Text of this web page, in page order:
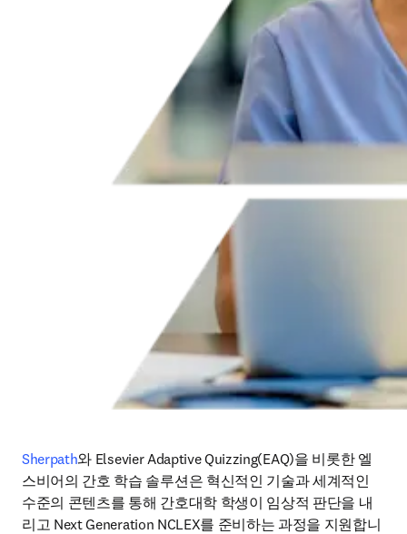
Sherpath와 Elsevier Adaptive Quizzing(EAQ)을 비롯한 엘
스비어의 간호 학습 솔루션은 혁신적인 기술과 세계적인
수준의 콘텐츠를 통해 간호대학 학생이 임상적 판단을 내
리고 Next Generation NCLEX를 준비하는 과정을 지원합니